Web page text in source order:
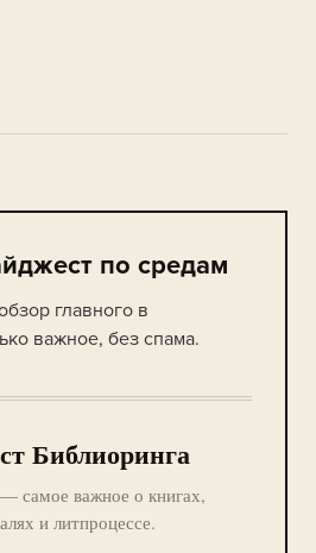
по средам
главного в
важное, без спама.
Библиоринга
самое важное о книгах,
и литпроцессе.